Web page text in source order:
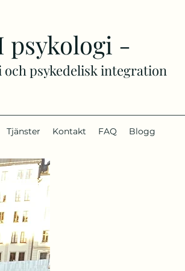
psykologi -
och psykedelisk integration
Tjänster Kontakt FAQ Blogg